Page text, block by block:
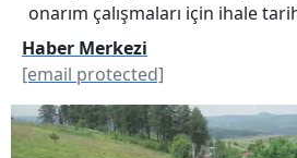
onarım çalışmaları için ihale
Haber Merkezi
[email protected]